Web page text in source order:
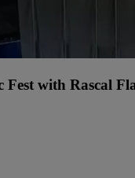
with Rascal